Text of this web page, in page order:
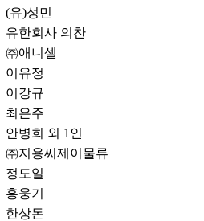
(유)성민
유한회사 의찬
㈜애니셀
이유정
이강규
최은주
안병희 외 1인
㈜지용씨제이물류
정도일
홍웅기
한상돈